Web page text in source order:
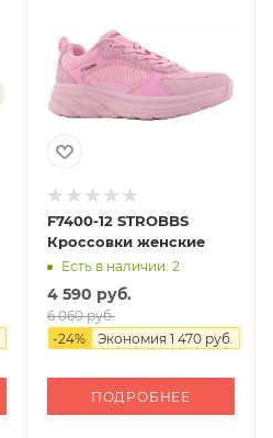
F7400-12 STROBBS
Кроссовки женские
Есть в наличии: 2
4 590 руб.
6 060 руб.
-24% Экономия 1 470 руб.
ПОДРОБНЕЕ